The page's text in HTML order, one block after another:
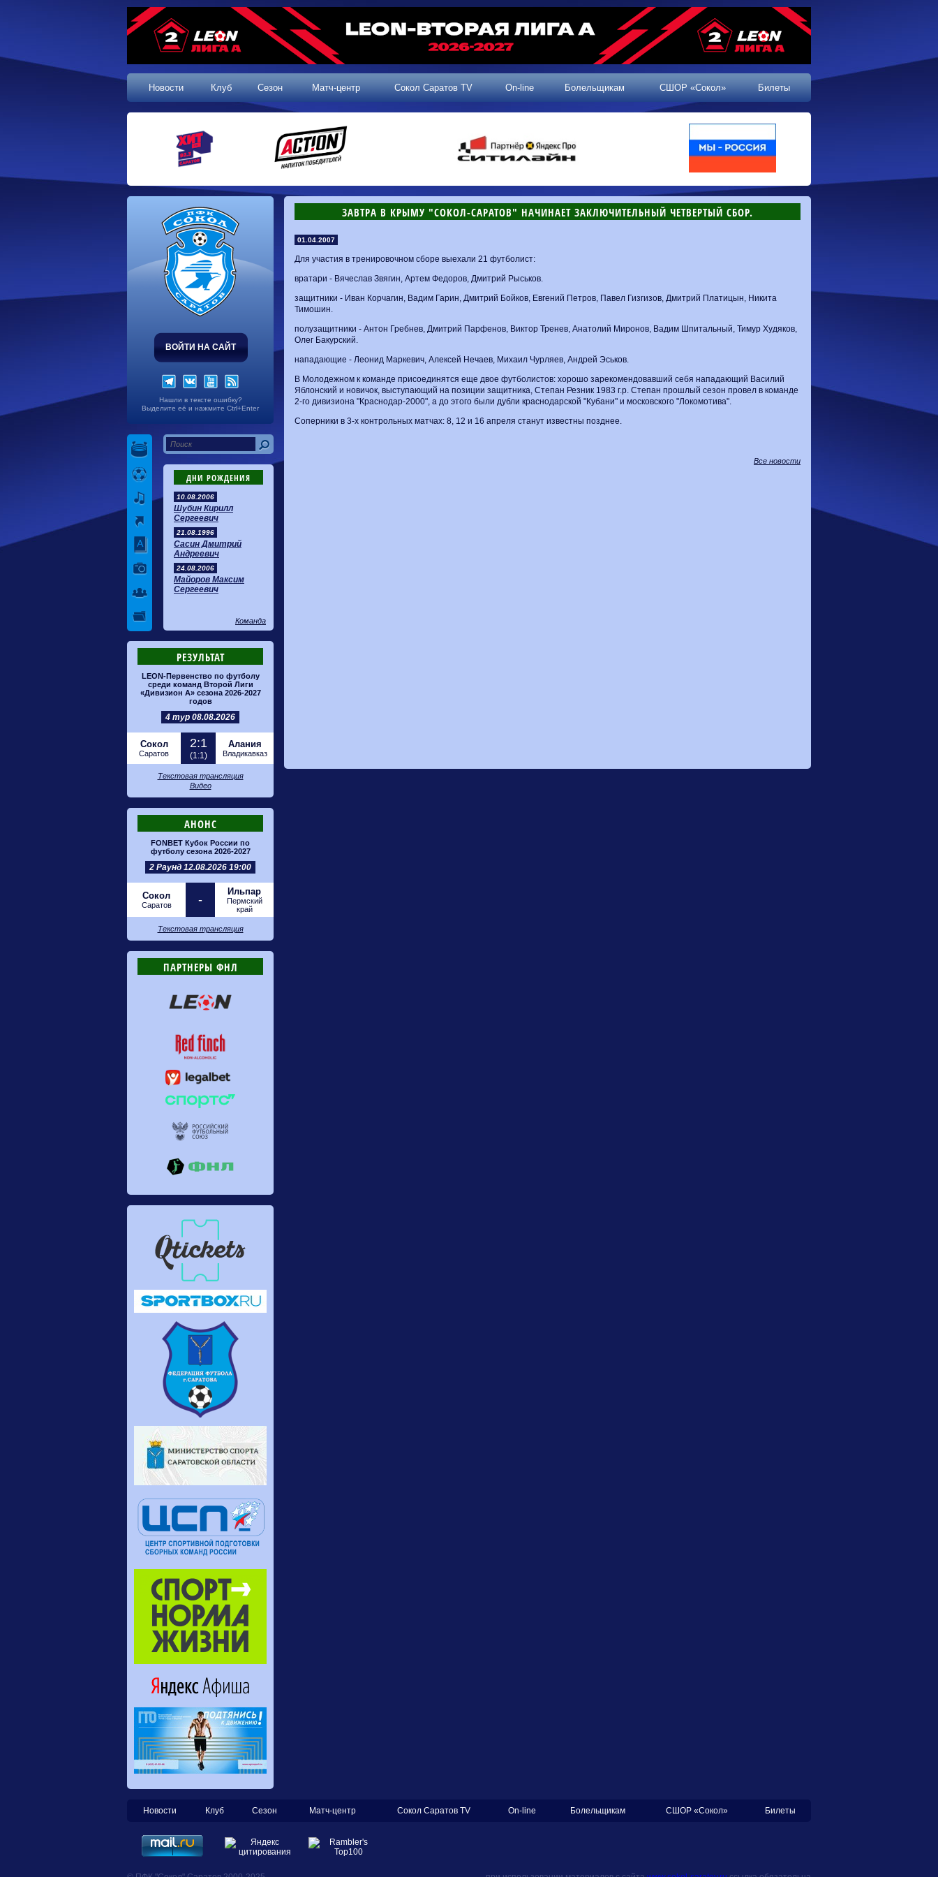
Новости Клуб Сезон Матч-центр Сокол Саратов TV On-line Болельщикам СШОР «Сокол» Билеты
ВОЙТИ НА САЙТ
Нашли в тексте ошибку?
Выделите её и нажмите Ctrl+Enter
ДНИ РОЖДЕНИЯ
10.08.2006
Шубин Кирилл
Сергеевич
21.08.1996
Сасин Дмитрий
Андреевич
24.08.2006
Майоров Максим
Сергеевич
Команда
РЕЗУЛЬТАТ
LEON-Первенство по футболу
среди команд Второй Лиги
«Дивизион А» сезона 2026-2027
годов
4 тур 08.08.2026
Сокол
Саратов
2:1
(1:1)
Алания
Владикавказ
Текстовая трансляция
Видео
АНОНС
FONBET Кубок России по
футболу сезона 2026-2027
2 Раунд 12.08.2026 19:00
Сокол
Саратов -
Ильпар
Пермский
край
Текстовая трансляция
ПАРТНЕРЫ ФНЛ
ЗАВТРА В КРЫМУ "СОКОЛ-САРАТОВ" НАЧИНАЕТ ЗАКЛЮЧИТЕЛЬНЫЙ ЧЕТВЕРТЫЙ СБОР.
01.04.2007
Для участия в тренировочном сборе выехали 21 футболист:
вратари - Вячеслав Звягин, Артем Федоров, Дмитрий Рыськов.
защитники - Иван Корчагин, Вадим Гарин, Дмитрий Бойков, Евгений Петров, Павел Гизгизов, Дмитрий Платицын, Никита
Тимошин.
полузащитники - Антон Гребнев, Дмитрий Парфенов, Виктор Тренев, Анатолий Миронов, Вадим Шпитальный, Тимур Худяков,
Олег Бакурский.
нападающие - Леонид Маркевич, Алексей Нечаев, Михаил Чурляев, Андрей Эськов.
В Молодежном к команде присоединятся еще двое футболистов: хорошо зарекомендовавший себя нападающий Василий
Яблонский и новичок, выступающий на позиции защитника, Степан Резник 1983 г.р. Степан прошлый сезон провел в команде
2-го дивизиона "Краснодар-2000", а до этого были дубли краснодарской "Кубани" и московского "Локомотива".
Соперники в 3-х контрольных матчах: 8, 12 и 16 апреля станут известны позднее.
Все новости
Новости Клуб Сезон Матч-центр Сокол Саратов TV On-line Болельщикам СШОР «Сокол» Билеты